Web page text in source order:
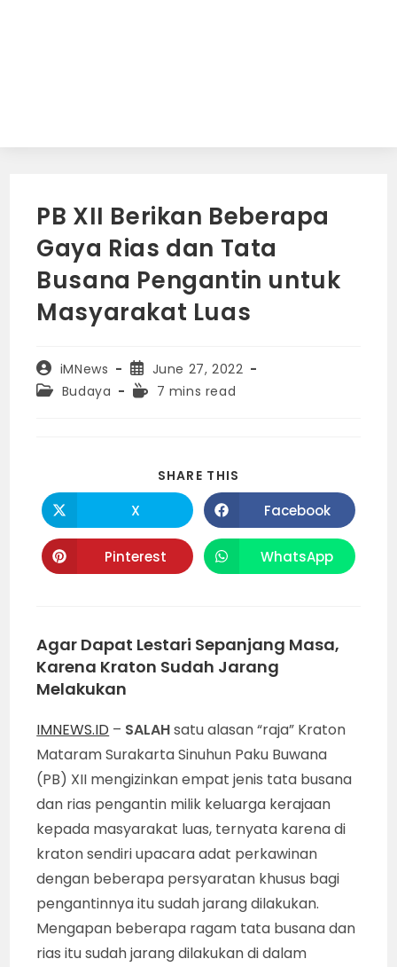
PB XII Berikan Beberapa
Gaya Rias dan Tata
Busana Pengantin untuk
Masyarakat Luas
Post
author:
iMNews
Post
published:
June 27, 2022
PostBudaya
Reading7 mins read
SHARE THIS
Opens
in
a
new
window
X Opens
in
a
new
window
Facebook
Opens
in
Pinterest Opens
in
WhatsApp
Agar Dapat Lestari Sepanjang Masa,
Karena Kraton Sudah Jarang
Melakukan
IMNEWS.ID – SALAHsatu alasan “raja” Kraton
Mataram Surakarta Sinuhun Paku Buwana
(PB) XII mengizinkan empat jenis tata busana
dan rias pengantin milik keluarga kerajaan
kepada masyarakat luas, ternyata karena di
kraton sendiri upacara adat perkawinan
dengan beberapa persyaratan khusus bagi
pengantinnya itu sudah jarang dilakukan.
Mengapan beberapa ragam tata busana dan
rias itu sudah jarang dilakukan di dalam